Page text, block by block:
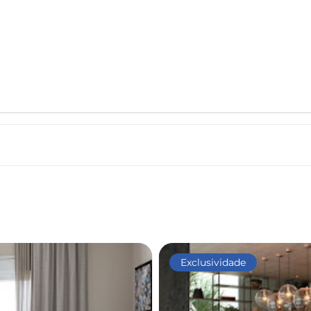
Exclusividade